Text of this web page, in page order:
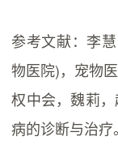
参考文献：李
物医院)，宠物
权中会，魏莉
病的诊断与治